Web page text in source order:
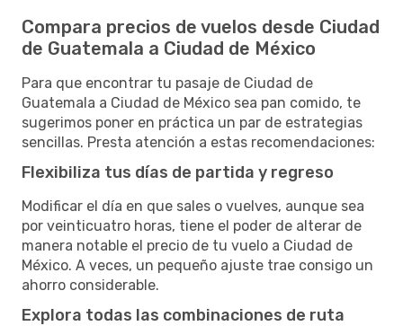
Compara precios de vuelos desde Ciudad
de Guatemala a Ciudad de México
Para que encontrar tu pasaje de Ciudad de
Guatemala a Ciudad de México sea pan comido, te
sugerimos poner en práctica un par de estrategias
sencillas. Presta atención a estas recomendaciones:
Flexibiliza tus días de partida y regreso
Modificar el día en que sales o vuelves, aunque sea
por veinticuatro horas, tiene el poder de alterar de
manera notable el precio de tu vuelo a Ciudad de
México. A veces, un pequeño ajuste trae consigo un
ahorro considerable.
Explora todas las combinaciones de ruta